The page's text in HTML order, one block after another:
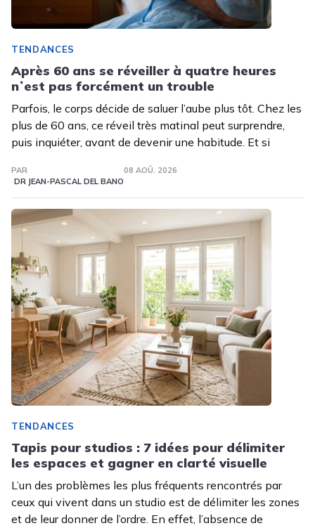
TENDANCES
Après 60 ans se réveiller à quatre heures
nʼest pas forcément un trouble
Parfois, le corps décide de saluer l’aube plus tôt. Chez les
plus de 60 ans, ce réveil très matinal peut surprendre,
puis inquiéter, avant de devenir une habitude. Et si
PAR
DR JEAN-PASCAL DEL BANO
08 AOÛ. 2026
TENDANCES
Tapis pour studios : 7 idées pour délimiter
les espaces et gagner en clarté visuelle
L’un des problèmes les plus fréquents rencontrés par
ceux qui vivent dans un studio est de délimiter les zones
et de leur donner de l’ordre. En effet, l’absence de